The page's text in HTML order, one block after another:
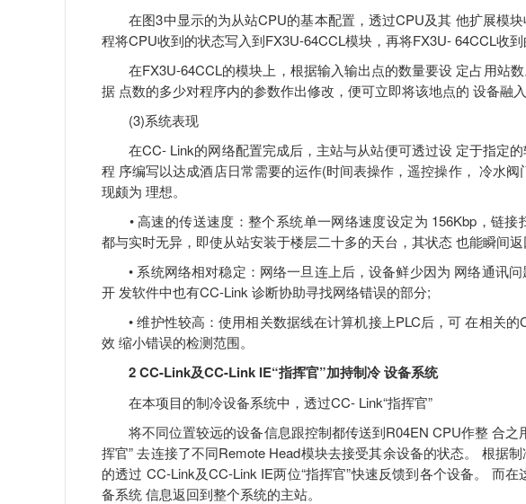
在图3中显示的为从站CPU的基本配置，透过CPU及其 他扩展模块
程将CPU收到的状态写入到FX3U-64CCL模块，再将FX3U- 64CCL收
在FX3U-64CCL的模块上，根据输入输出点的数量要设 定占用站
据 点数的多少对程序内的参数作出修改，便可立即将该地点的 设备融入
(3)系统表现
在CC- Link的网络配置完成后，主站与从站便可透过设 定于指定的
程 序编写以达成酒店日常需要的运作(时间表操作，遥控操作， 冷水
现颇为 理想。
• 高速的传送速度：整个系统单一网络速度设定为 156Kbp，链接
都与实时无异，即使从站安装于楼层二十多的天台，其状态 也能瞬间
• 系统网络相对稳定：网络一旦连上后，设备鲜少因为 网络通讯问
开 发软件中也有CC-Link 诊断协助寻找网络错误的部分;
• 维护性较高：使用相关数据线在计算机接上PLC后，可 在相关的
效 缩小错误的检测范围。
2 CC-Link及CC-Link IE“指挥官”加持制冷 设备系统
在本项目的制冷设备系统中，透过CC- Link“指挥官”
将不同位置较远的设备信息跟控制都传送到R04EN CPU作整 合之
挥官” 去连接了不同Remote Head模块去接受其余设备的状态。 根据
的透过 CC-Link及CC-Link IE两位“指挥官”快速反馈到各个设备。 而
备系统 信息返回到整个系统的主站。